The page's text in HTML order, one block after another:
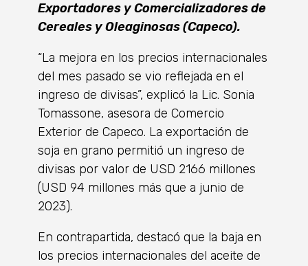
Exportadores y Comercializadores de
Cereales y Oleaginosas (Capeco).
“La mejora en los precios internacionales
del mes pasado se vio reflejada en el
ingreso de divisas”, explicó la Lic. Sonia
Tomassone, asesora de Comercio
Exterior de Capeco. La exportación de
soja en grano permitió un ingreso de
divisas por valor de USD 2166 millones
(USD 94 millones más que a junio de
2023).
En contrapartida, destacó que la baja en
los precios internacionales del aceite de